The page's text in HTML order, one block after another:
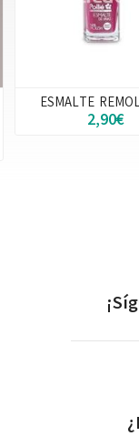
MANGO MISCHIEF
IBD Esmalte Gel
22,20€